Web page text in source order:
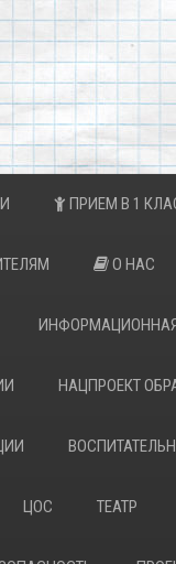
ПРИЕМ В 1
О НАС
НАЦПРОЕКТ
ЦОС ТЕАТР